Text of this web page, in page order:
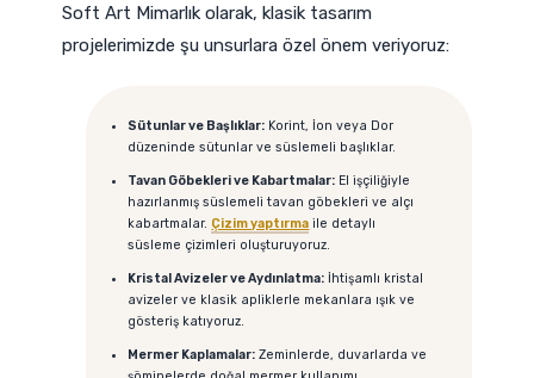
Soft Art Mimarlık olarak, klasik tasarım
projelerimizde şu unsurlara özel önem veriyoruz:
Sütunlar ve Başlıklar: Korint, İon veya Dor
düzeninde sütunlar ve süslemeli başlıklar.
Tavan Göbekleri ve Kabartmalar: El işçiliğiyle
hazırlanmış süslemeli tavan göbekleri ve alçı
kabartmalar. Çizim yaptırma ile detaylı
süsleme çizimleri oluşturuyoruz.
Kristal Avizeler ve Aydınlatma: İhtişamlı kristal
avizeler ve klasik apliklerle mekanlara ışık ve
gösteriş katıyoruz.
Mermer Kaplamalar: Zeminlerde, duvarlarda ve